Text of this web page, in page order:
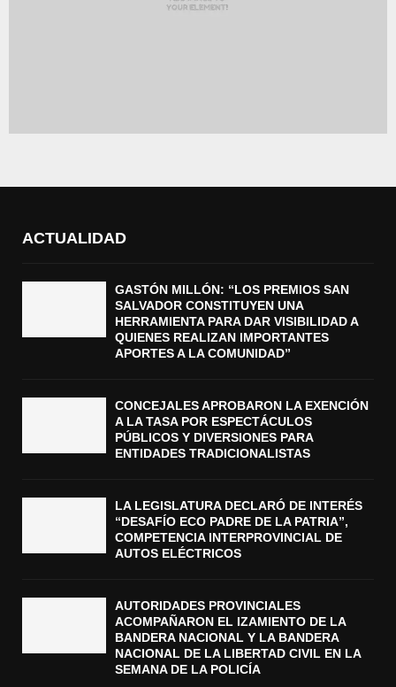
ACTUALIDAD
GASTÓN MILLÓN: “LOS PREMIOS SAN
SALVADOR CONSTITUYEN UNA
HERRAMIENTA PARA DAR VISIBILIDAD A
QUIENES REALIZAN IMPORTANTES
APORTES A LA COMUNIDAD”
CONCEJALES APROBARON LA EXENCIÓN
A LA TASA POR ESPECTÁCULOS
PÚBLICOS Y DIVERSIONES PARA
ENTIDADES TRADICIONALISTAS
LA LEGISLATURA DECLARÓ DE INTERÉS
“DESAFÍO ECO PADRE DE LA PATRIA”,
COMPETENCIA INTERPROVINCIAL DE
AUTOS ELÉCTRICOS
AUTORIDADES PROVINCIALES
ACOMPAÑARON EL IZAMIENTO DE LA
BANDERA NACIONAL Y LA BANDERA
NACIONAL DE LA LIBERTAD CIVIL EN LA
SEMANA DE LA POLICÍA